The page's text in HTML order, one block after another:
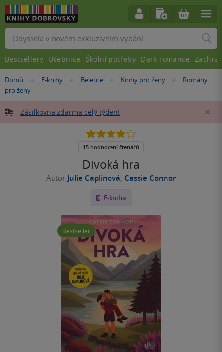
Nacházíte
se
Domů »
E-knihy »
Beletrie »
Knihy pro ženy »
Romány
pro ženy
Zásilkovna zdarma celý týden!
Divoká hra
Autor Julie Caplinová, Cassie Connor
E-kniha
Bestseller
3.9
5
15 hodnocení čtenářů
Vyhledávání
Bestsellery Učebnice Školní potřeby Dark romance